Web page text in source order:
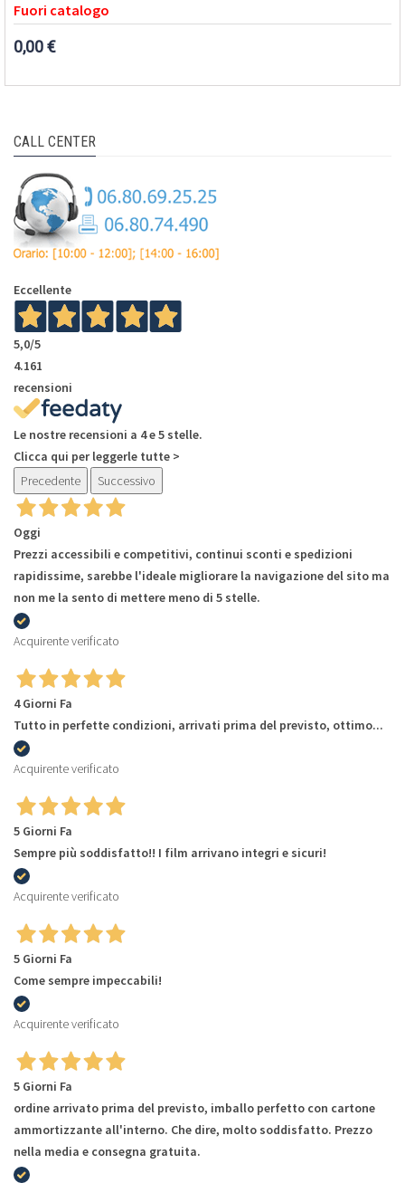
Fuori catalogo
0,00 €
CALL CENTER
Eccellente
5,0/5
4.161
recensioni
Le nostre recensioni a 4 e 5 stelle.
Clicca qui per leggerle tutte >
Precedente
Successivo
Oggi
Prezzi accessibili e competitivi, continui sconti e spedizioni
rapidissime, sarebbe l'ideale migliorare la navigazione del sito ma
non me la sento di mettere meno di 5 stelle.
Acquirente verificato
4 Giorni Fa
Tutto in perfette condizioni, arrivati prima del previsto, ottimo...
Acquirente verificato
5 Giorni Fa
Sempre più soddisfatto!! I film arrivano integri e sicuri!
Acquirente verificato
5 Giorni Fa
Come sempre impeccabili!
Acquirente verificato
5 Giorni Fa
ordine arrivato prima del previsto, imballo perfetto con cartone
ammortizzante all'interno. Che dire, molto soddisfatto. Prezzo
nella media e consegna gratuita.